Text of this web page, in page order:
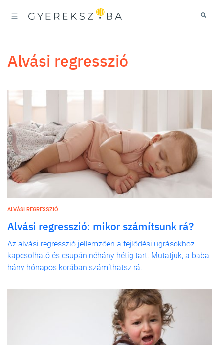
alvási regresszió
ALVÁSI REGRESSZIÓ
Alvási regresszió: mikor számítsunk rá?
Az alvási regresszió jellemzően a fejlődési ugrásokhoz
kapcsolható és csupán néhány hétig tart. Mutatjuk, a baba
hány hónapos korában számíthatsz rá.